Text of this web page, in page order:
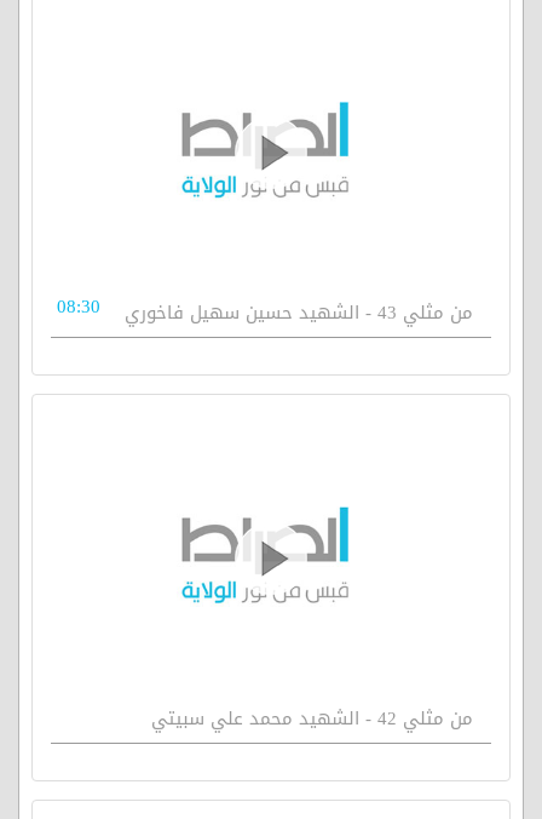
من مثلي 43 - الشهيد حسين سهيل فاخوري 08:30
من مثلي 42 - الشهيد محمد علي سبيتي